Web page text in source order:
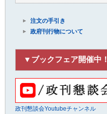
注文の手引き
政府刊行物について
▼ブックフェア開催中！
政刊懇談会Youtubeチャンネル